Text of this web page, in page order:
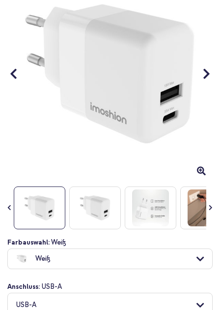
Zum
Anfang
Bildgalerie
Farbauswahl:Weiß
Weiß
Anschluss: USB-A
USB-A